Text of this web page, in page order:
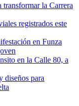
transformar la Carrera
registrados este
en Funza
en la Calle 80, a
diseños para